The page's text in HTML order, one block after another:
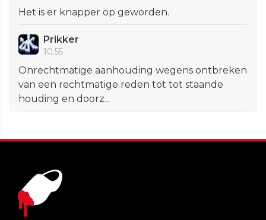
Het is er knapper op geworden.
Prikker
10:55
Onrechtmatige aanhouding wegens ontbreken
van een rechtmatige reden tot tot staande
houding en doorz...